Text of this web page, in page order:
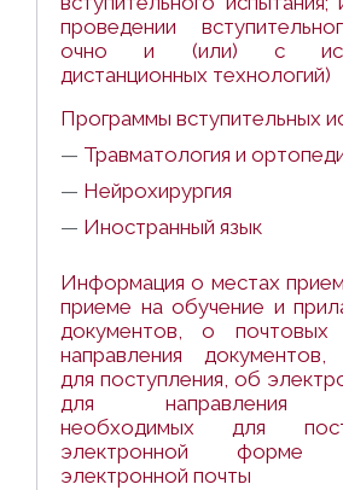
проведении
очно и (или) с
дистанционных технологий)
Программы вступительных
— Травматология и
— Нейрохирургия
— Иностранный язык
Информация о местах
приеме на обучение и
документов, о почтовых
направления документов,
для поступления, об
для направления
необходимых для
электронной форме
электронной почты